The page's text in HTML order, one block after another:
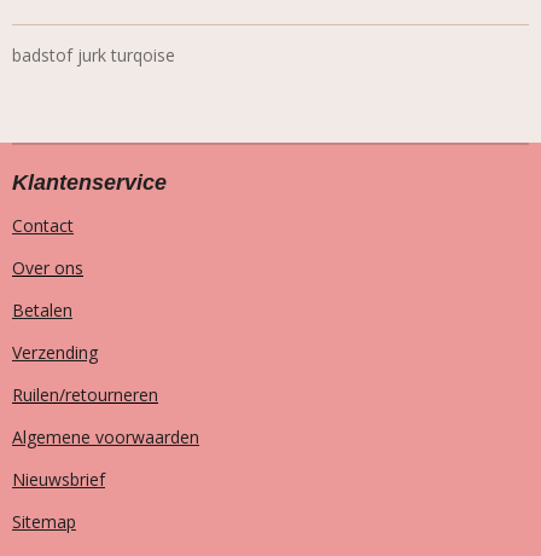
badstof jurk turqoise
Klantenservice
Contact
Over ons
Betalen
Verzending
Ruilen/retourneren
Algemene voorwaarden
Nieuwsbrief
Sitemap